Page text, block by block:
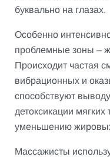
буквально на глазах.
Особенно
проблемные зоны –
Происходит частая
вибрационных и
способствуют
детоксикации
уменьшению
Массажисты